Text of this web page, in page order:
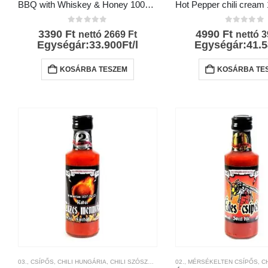
BBQ with Whiskey & Honey 100ml-GaBko
az 5-ből
3390 Ft nettó 2669 Ft
Egységár:33.900Ft/l
KOSÁRBA TESZEM
az 5-ből
4990 Ft nettó
KOSÁRBA
03., CSÍPŐS CHILI HUNGÁRIA CHILI SZÓSZOK ÉS KRÉMEK ,CHILI TERMÉKEK,
02., MÉRSÉKELTEN CSÍPŐS